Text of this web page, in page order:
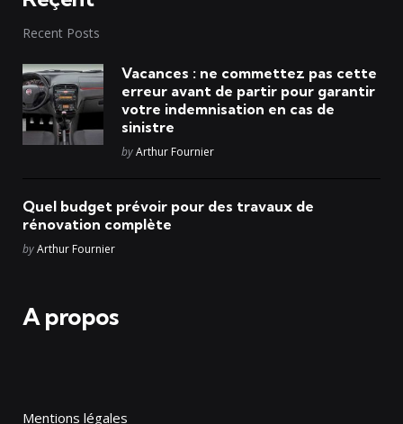
Recent Posts
Vacances : ne commettez pas cette
erreur avant de partir pour garantir
votre indemnisation en cas de
sinistre
Posted
byArthur Fournier
Quel budget prévoir pour des travaux de
rénovation complète
Posted
byArthur Fournier
A propos
Mentions légales